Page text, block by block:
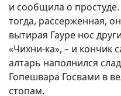
и сообщила о
тогда, рассерженная,
вытирая Гауре нос
«Чихни-ка», – и кончик
алтарь наполнился
Гопешвара Госвами в
стопам.